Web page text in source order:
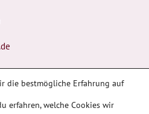
die bestmögliche Erfahrung auf
erfahren, welche Cookies wir